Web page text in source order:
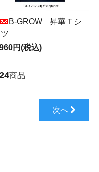
B-GRОW 昇華Ｔシ
円(税込)
商品
次へ